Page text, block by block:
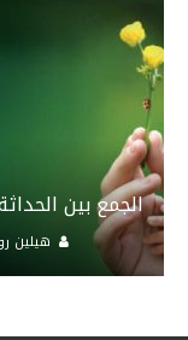
الجمع بين
هيلين